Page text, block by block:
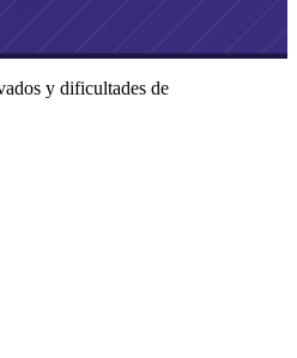
y dificultades de